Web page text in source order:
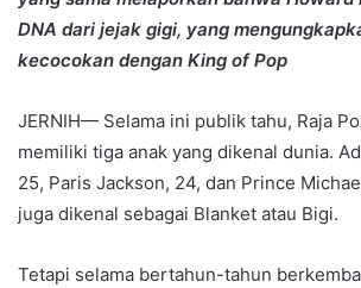
DNA dari jejak gigi, yang
kecocokan dengan King of Pop
JERNIH— Selama ini publik tahu, Raja
memiliki tiga anak yang dikenal dunia.
25, Paris Jackson, 24, dan Prince
juga dikenal sebagai Blanket atau Bigi.
Tetapi selama bertahun-tahun